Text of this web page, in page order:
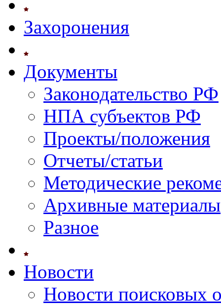
Захоронения
Документы
Законодательство РФ
НПА субъектов РФ
Проекты/положения
Отчеты/статьи
Методические
Архивные материалы
Разное
Новости
Новости поисковых